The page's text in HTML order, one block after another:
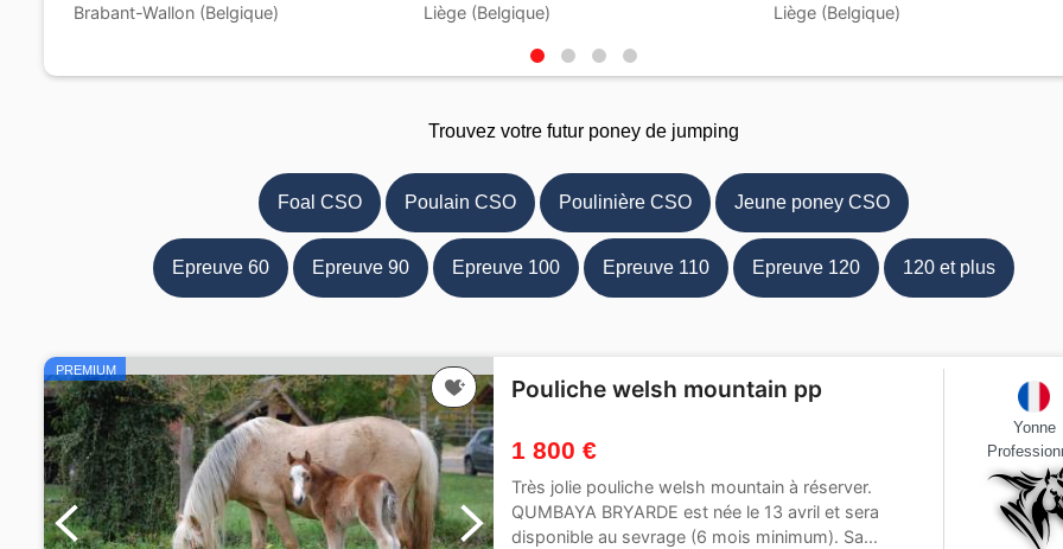
Brabant-Wallon (Belgique) Liège (Belgique) Liège (Belgique)
Trouvez votre futur poney de jumping
Foal CSO Poulain CSO Poulinière CSO Jeune poney CSO
Epreuve 60 Epreuve 90 Epreuve 100 Epreuve 110 Epreuve 120 120 et plus
PREMIUM
Pouliche welsh mountain pp
1 800 €
Très jolie pouliche welsh mountain à réserver.
QUMBAYA BRYARDE est née le 13 avril et sera
disponible au sevrage (6 mois minimum). Sa...
Yonne